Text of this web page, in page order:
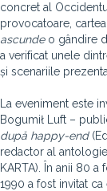
concret al
provocatoare, cartea
ascundeo gândire
a verificat unele
și scenariile
La eveniment este
Bogumił Luft –
după happy-end
redactor al
KARTA). În anii 80
1990 a fost invitat